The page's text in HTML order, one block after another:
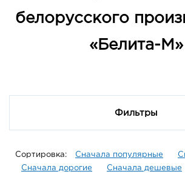
белорусского
«Белита-М»
Фильтры
Сортировка: Сначала популярные
Сначала дорогие
Сначала дешевые